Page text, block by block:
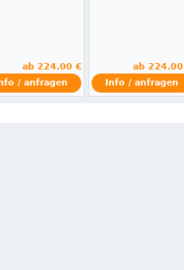
ab 224.00 €
/ anfragen
ab
Info / anfragen